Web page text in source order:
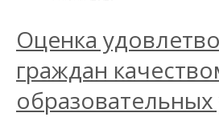
Оценка
граждан
образовательных